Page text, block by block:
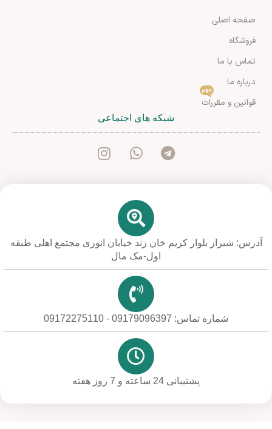
صفحه اصلی
فروشگاه
تماس با ما
درباره ما
قوانین و مقررات
مهم
شبکه های اجتماعی
آدرس: شیراز بلوار کریم خان زند خیابان انوری مجتمع اهلی طبقه
اول-مک مال
شماره تماس: 09179096397 - 09172275110
پشتیبانی 24 ساعته و 7 روز هفته